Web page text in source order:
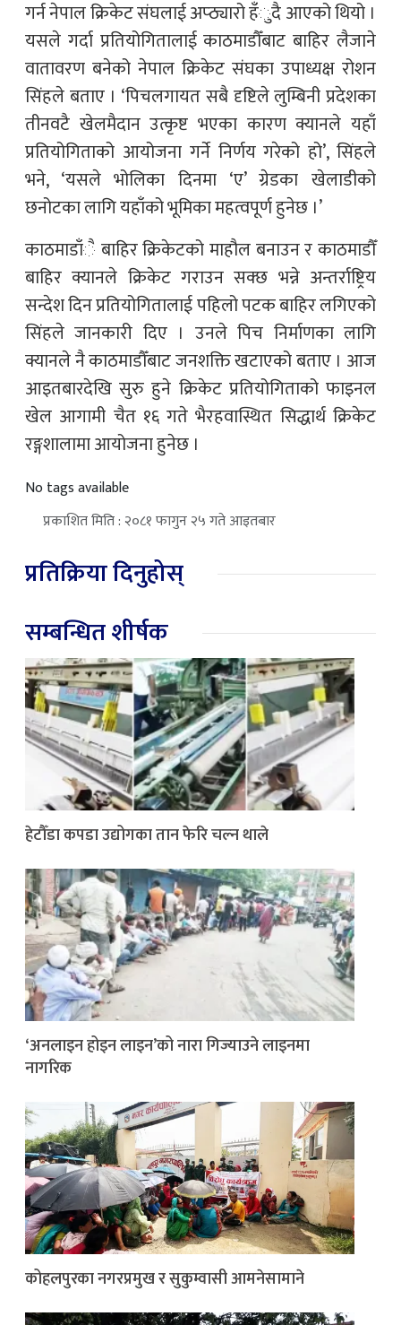
गर्न नेपाल क्रिकेट संघलाई अप्ठ्यारो हँुदै आएको थियो ।
यसले गर्दा प्रतियोगितालाई काठमाडौँबाट बाहिर लैजाने
वातावरण बनेको नेपाल क्रिकेट संघका उपाध्यक्ष रोशन
सिंहले बताए । ‘पिचलगायत सबै दृष्टिले लुम्बिनी प्रदेशका
तीनवटै खेलमैदान उत्कृष्ट भएका कारण क्यानले यहाँ
प्रतियोगिताको आयोजना गर्ने निर्णय गरेको हो’, सिंहले
भने, ‘यसले भोलिका दिनमा ‘ए’ ग्रेडका खेलाडीको
छनोटका लागि यहाँको भूमिका महत्वपूर्ण हुनेछ ।’
काठमाडाँै बाहिर क्रिकेटको माहौल बनाउन र काठमाडौँ
बाहिर क्यानले क्रिकेट गराउन सक्छ भन्ने अन्तर्राष्ट्रिय
सन्देश दिन प्रतियोगितालाई पहिलो पटक बाहिर लगिएको
सिंहले जानकारी दिए । उनले पिच निर्माणका लागि
क्यानले नै काठमाडौँबाट जनशक्ति खटाएको बताए । आज
आइतबारदेखि सुरु हुने क्रिकेट प्रतियोगिताको फाइनल
खेल आगामी चैत १६ गते भैरहवास्थित सिद्धार्थ क्रिकेट
रङ्गशालामा आयोजना हुनेछ ।
No tags available
प्रकाशित मिति : २०८१ फागुन २५ गते आइतबार
प्रतिक्रिया दिनुहोस्
सम्बन्धित शीर्षक
हेटौँडा कपडा उद्योगका तान फेरि चल्न थाले
‘अनलाइन होइन लाइन’को नारा गिज्याउने लाइनमा
नागरिक
कोहलपुरका नगरप्रमुख र सुकुम्वासी आमनेसामाने